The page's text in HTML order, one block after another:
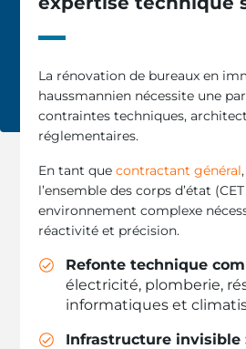
La rénovation de bureaux en
haussmannien nécessite une
contraintes techniques,
réglementaires.
En tant quecontractant général
l’ensemble des corps d’état
environnement complexe
réactivité et précision.
Refonte technique
électricité, plomberie,
informatiques et
Infrastructure invisible